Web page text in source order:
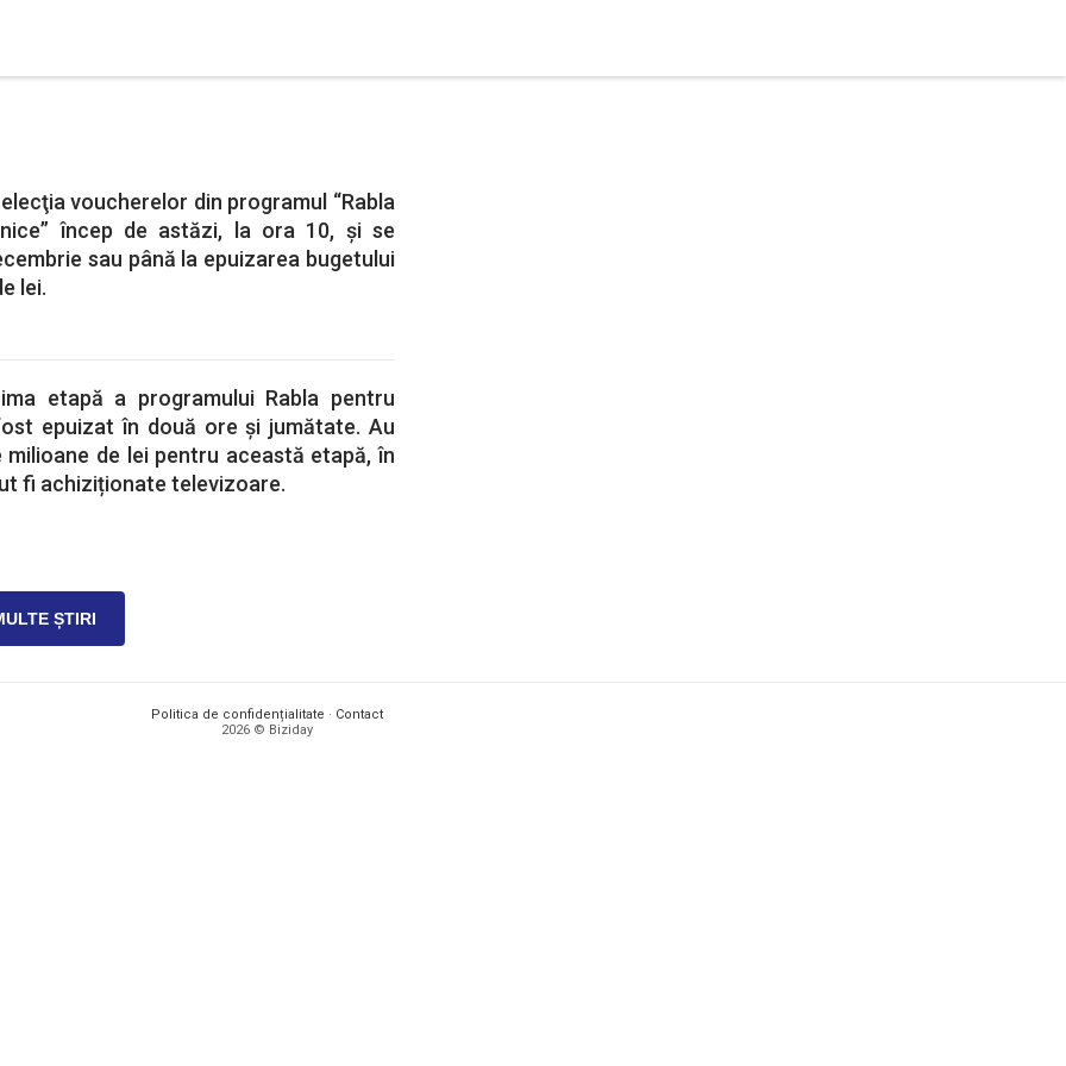
voucherelor din programul “Rabla
încep de astăzi, la ora 10, şi se
sau până la epuizarea bugetului
lei.
etapă a programului Rabla pentru
epuizat în două ore și jumătate. Au
de lei pentru această etapă, în
fi achiziționate televizoare.
ȘTIRI
Politica de confidențialitate · Contact
2026 © Biziday